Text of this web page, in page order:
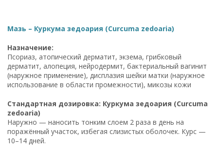
Мазь – Куркума зедоария (Curcuma zedoaria)
Назначение:
Псориаз, атопический дерматит, экзема, грибковый
дерматит, алопеция, нейродермит, бактериальный вагинит
(наружное применение), дисплазия шейки матки (наружное
использование в области промежности), микозы кожи
Стандартная дозировка: Куркума зедоария (Curcuma
zedoaria)
Наружно — наносить тонким слоем 2 раза в день на
поражённый участок, избегая слизистых оболочек. Курс —
10–14 дней.